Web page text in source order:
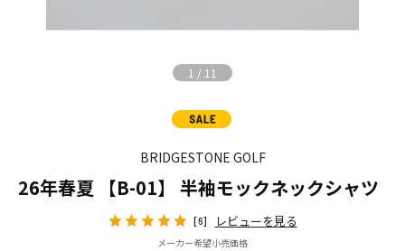
1 / 11
BRIDGESTONE GOLF
26年春夏 【B-01】 半袖モックネックシャツ
[6] レビューを見る
メーカー希望小売価格